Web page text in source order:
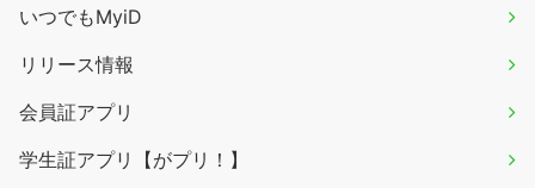
いつでもMyiD
リリース情報
会員証アプリ
学生証アプリ【がプリ！】